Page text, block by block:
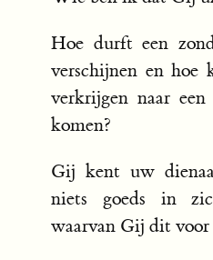
Hoe durft een
verschijnen en
verkrijgen naar
komen?
Gij kent uw
niets goeds in
waarvan Gij dit voor